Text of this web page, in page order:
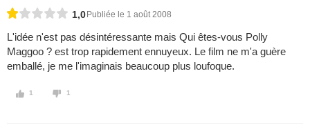
1,0 Publiée le 1 août 2008
L'idée n'est pas désintéressante mais Qui êtes-vous Polly
Maggoo ? est trop rapidement ennuyeux. Le film ne m'a guère
emballé, je me l'imaginais beaucoup plus loufoque.
1 1